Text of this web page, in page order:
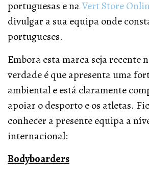
portuguesas e naVert Store
divulgar a sua equipa onde
portugueses.
Embora esta marca seja recente
verdade é que apresenta uma
ambiental e está claramente
apoiar o desporto e os atletas.
conhecer a presente equipa a
internacional:
Bodyboarders